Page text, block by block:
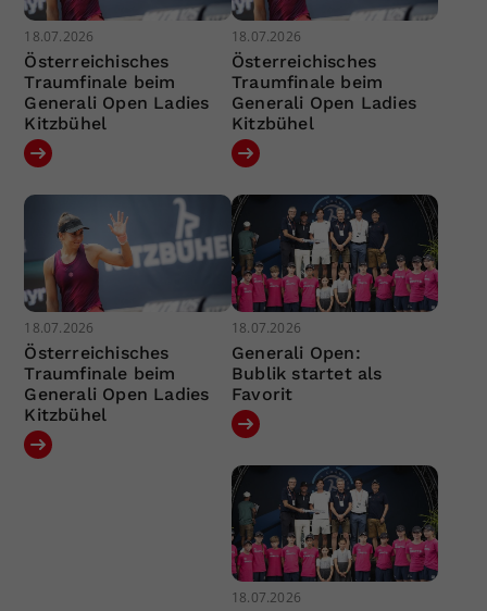
18.07.2026
Österreichisches
Traumfinale beim
Generali Open Ladies
Kitzbühel
18.07.2026
Österreichisches
Traumfinale beim
Generali Open Ladies
Kitzbühel
18.07.2026
Österreichisches
Traumfinale beim
Generali Open Ladies
Kitzbühel
18.07.2026
Generali Open:
Bublik startet als
Favorit
18.07.2026